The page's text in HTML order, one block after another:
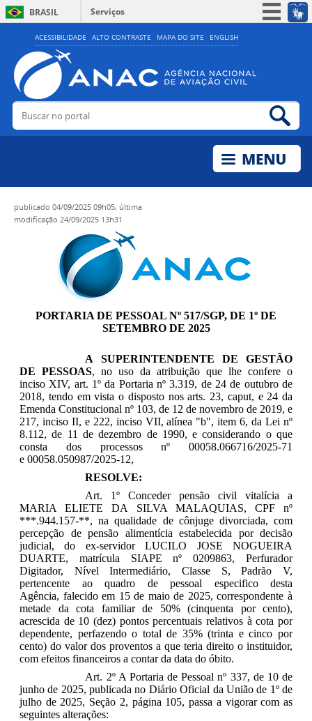
ACESSIBILIDADE ALTO CONTRASTE MAPA DO SITE ENGLISH
BRASIL
Serviços
Simplifique!
Acesso à informação
Legislação
Buscar no portal
publicado 04/09/2025 09h05, última
modificação 24/09/2025 13h31
PORTARIA DE PESSOAL Nº 517/SGP, DE 1º DE
SETEMBRO DE 2025
A SUPERINTENDENTE DE GESTÃO
DE PESSOAS, no uso da atribuição que lhe confere o
inciso XIV, art. 1º da Portaria nº 3.319, de 24 de outubro de
2018, tendo em vista o disposto nos arts. 23, caput, e 24 da
Emenda Constitucional nº 103, de 12 de novembro de 2019, e
217, inciso II, e 222, inciso VII, alínea "b", item 6, da Lei nº
8.112, de 11 de dezembro de 1990, e considerando o que
consta dos processos nº 00058.066716/2025-71
e 00058.050987/2025-12,
RESOLVE:
Art. 1º Conceder pensão civil vitalícia a
MARIA ELIETE DA SILVA MALAQUIAS, CPF nº
***.944.157-**, na qualidade de cônjuge divorciada, com
percepção de pensão alimentícia estabelecida por decisão
judicial, do ex-servidor LUCILO JOSE NOGUEIRA
DUARTE, matrícula SIAPE nº 0209863, Perfurador
Digitador, Nível Intermediário, Classe S, Padrão V,
pertencente ao quadro de pessoal especifico desta
Agência, falecido em 15 de maio de 2025, correspondente à
metade da cota familiar de 50% (cinquenta por cento),
acrescida de 10 (dez) pontos percentuais relativos à cota por
dependente, perfazendo o total de 35% (trinta e cinco por
cento) do valor dos proventos a que teria direito o instituidor,
com efeitos financeiros a contar da data do óbito.
Art. 2º A Portaria de Pessoal nº 337, de 10 de
junho de 2025, publicada no Diário Oficial da União de 1º de
julho de 2025, Seção 2, página 105, passa a vigorar com as
seguintes alterações: